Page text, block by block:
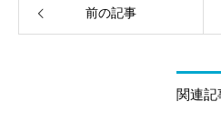
前の記事
関連記